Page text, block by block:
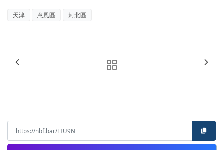
天津 意風區 河北區